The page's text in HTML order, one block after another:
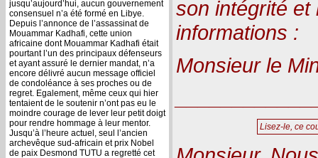
jusqu’aujourd’hui, aucun gouvernement
consensuel n’a été formé en Libye.
Depuis l’annonce de l’assassinat de
Mouammar Kadhafi, cette union
africaine dont Mouammar Kadhafi était
pourtant l’un des principaux défenseurs
et ayant assuré le dernier mandat, n’a
encore délivré aucun message officiel
de condoléance à ses proches ou de
regret. Egalement, même ceux qui hier
tentaient de le soutenir n’ont pas eu le
moindre courage de lever leur petit doigt
pour rendre hommage à leur mentor.
Jusqu’à l’heure actuel, seul l’ancien
archevêque sud-africain et prix Nobel
de paix Desmond TUTU a regretté cet
son intégrité et
informations :
Monsieur le
Lisez-le, ce